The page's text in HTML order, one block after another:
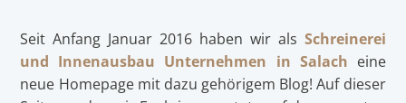
Seit Anfang Januar 2016 haben wir als Schreinerei
und Innenausbau Unternehmen in Salach eine
neue Homepage mit dazu gehörigem Blog! Auf dieser